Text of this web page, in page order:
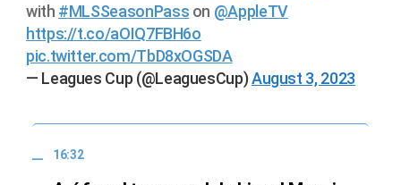
with #MLSSeasonPass on @AppleTV
https://t.co/aOIQ7FBH6o
pic.twitter.com/TbD8xOGSDA
— Leagues Cup (@LeaguesCup)August 3, 2023
16:32